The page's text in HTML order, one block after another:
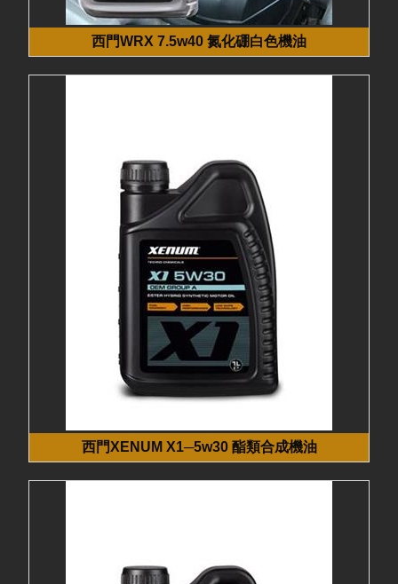
西門WRX 7.5w40 氮化硼白色機油
西門XENUM X1─5w30 酯類合成機油